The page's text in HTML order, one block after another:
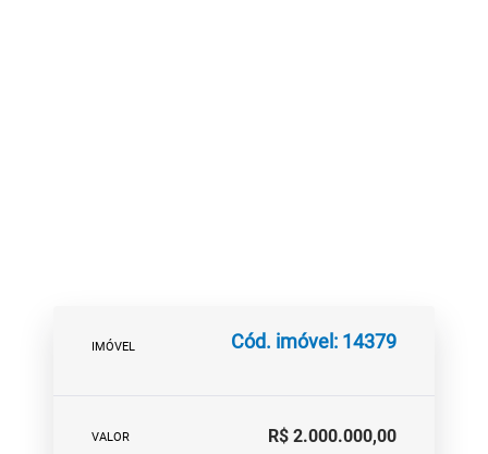
IMÓVEL Cód. imóvel: 14379
VALOR R$ 2.000.000,00